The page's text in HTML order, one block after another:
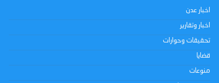
اخبار عدن
اخبار وتقارير
تحقيقات وحوارات
قضايا
منوعات